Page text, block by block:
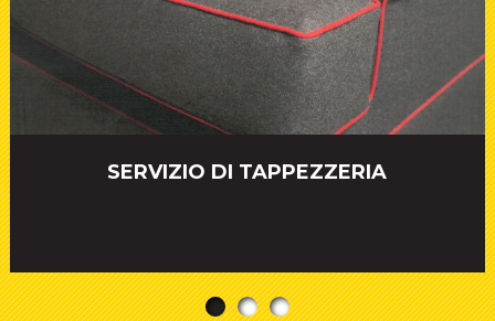
SERVIZIO DI TAPPEZZERIA